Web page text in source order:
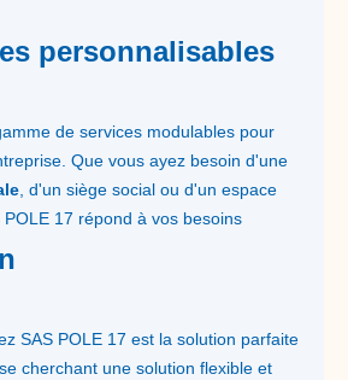
personnalisables
de services modulables pour
Que vous ayez besoin d'une
, d'un siège social ou d'un espace
17 répond à vos besoins
SAS POLE 17 est la solution parfaite
cherchant une solution flexible et